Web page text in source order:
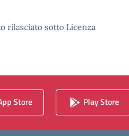
rilasciato sotto Licenza
Store Play Store